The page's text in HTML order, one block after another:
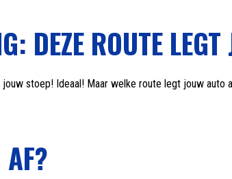
DEZE ROUTE
stoep! Ideaal! Maar welke route legt jouw
AF?